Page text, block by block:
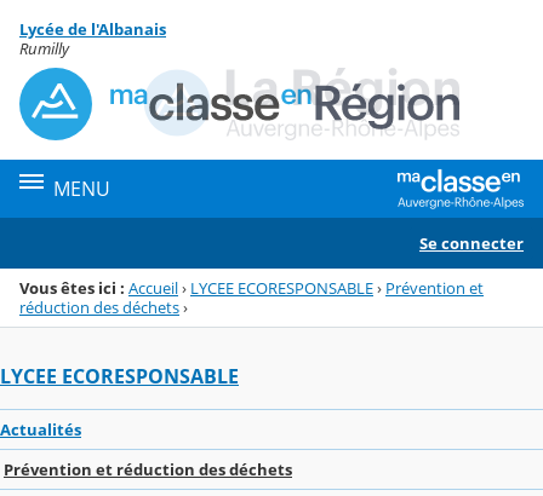
Menu de la rubrique
Contenu
Lycée de l'Albanais
Rumilly
MENU
Se connecter
Vous êtes ici : Accueil› LYCEE ECORESPONSABLE› Prévention et
réduction des déchets›
LYCEE ECORESPONSABLE
Actualités
Prévention et réduction des déchets